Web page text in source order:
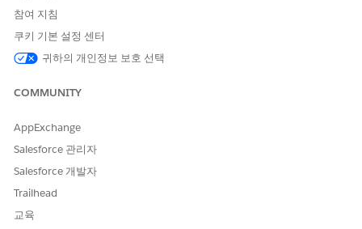
참여 지침
쿠키 기본 설정 센터
귀하의 개인정보 보호 선택
COMMUNITY
AppExchange
Salesforce 관리자
Salesforce 개발자
Trailhead
교육